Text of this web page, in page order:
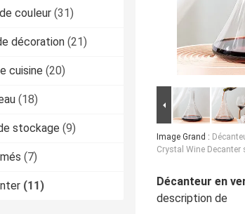
couleur (31)
décoration (21)
cuisine (20)
(18)
stockage (9)
(7)
(11)
Image Grand :
Crystal Wine
Décanteur en
description de